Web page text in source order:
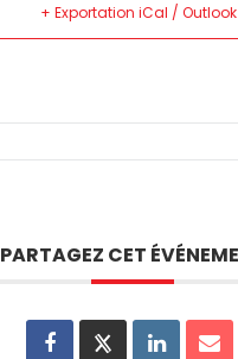
+ Exportation iCal / Outlook
PARTAGEZ CET